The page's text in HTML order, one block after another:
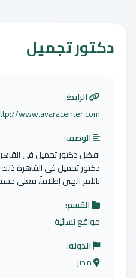
دكتور تجميل
الرابط:
www.avaracenter.com/
الوصف:
افضل دكتور تجميل في القاهرة
دكتور تجميل في القاهرة
بالأمر الهين إطلاقاً، فعلى
القسم:
مواقع نسائية
الدولة:
مصر